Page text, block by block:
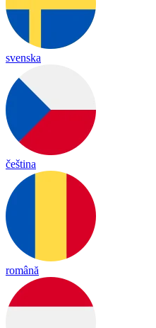
svenska
čeština
română